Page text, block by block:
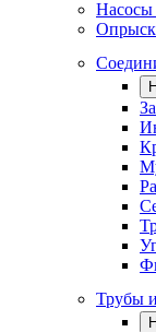
Насосы
Трубы